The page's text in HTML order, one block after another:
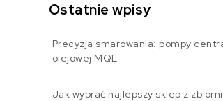
Ostatnie wpisy
Precyzja smarowania: pompy
olejowej MQL
Jak wybrać najlepszy sklep z